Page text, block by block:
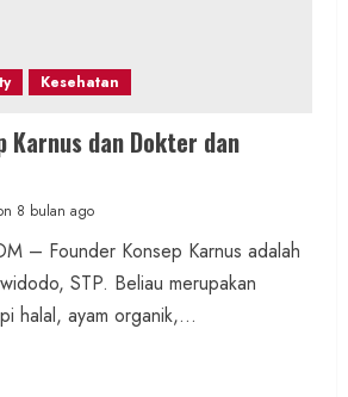
Kesehatan
Karnus dan Dokter dan
8 bulan ago
– Founder Konsep Karnus adalah
STP. Beliau merupakan
halal, ayam organik,...